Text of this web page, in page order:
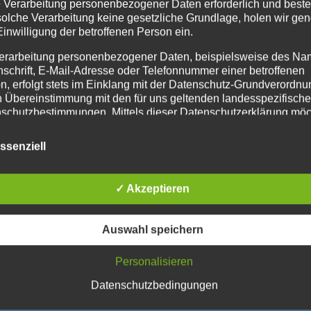
Verarbeitung personenbezogener Daten erforderlich und
Verarbeitung keine gesetzliche Grundlage, holen wir
der betroffenen Person ein.
personenbezogener Daten, beispielsweise des
E-Mail-Adresse oder Telefonnummer einer betroffenen
erfolgt stets im Einklang mit der Datenschutz-
Übereinstimmung mit den für uns geltenden
Mittels dieser Datenschutzerklärung
genutzten und verarbeiteten personenbezogenen Daten
Ferner werden betroffene Personen mittels dieser
als für die Verarbeitung Verantwortlicher zahlreiche
Maßnahmen umgesetzt, um einen möglichst
Daten sicherzustellen. Dennoch können
Datenübertragungen grundsätzlich
sodass ein absoluter Schutz nicht gewährleistet werden
Daten auch auf alternativen Wegen,
✓ Akzeptieren
Auswahl speichern
Personalisieren
Datenschutzbedingungen